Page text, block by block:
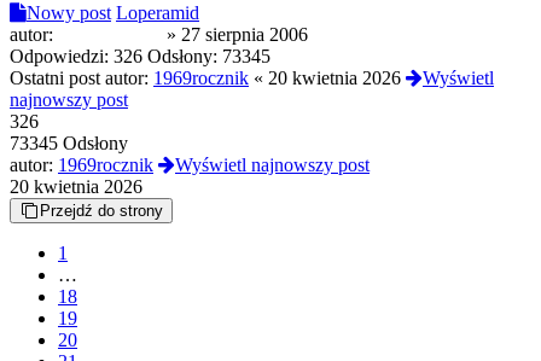
Nowy post Loperamid
autor:
» 27 sierpnia 2006
Odpowiedzi: 326 Odsłony: 73345
Ostatni post autor: 1969rocznik « 20 kwietnia 2026
Wyświetl
najnowszy post
326
73345 Odsłony
autor: 1969rocznik
Wyświetl najnowszy post
20 kwietnia 2026
Przejdź do strony
1
…
18
19
20